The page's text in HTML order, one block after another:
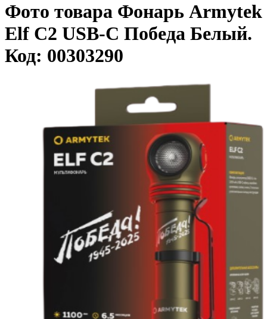
Фото товара Фонарь Armytek
Elf C2 USB-C Победа Белый.
Код: 00303290